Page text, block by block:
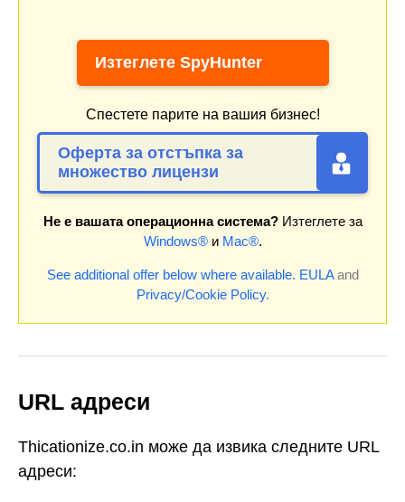
Изтеглете SpyHunter
Спестете парите на вашия бизнес!
Оферта за отстъпка за
множество лицензи
Не е вашата операционна система?Изтеглете за
Windows®и Mac®.
See additional offer below where available. EULAand
Privacy/Cookie Policy.
URL адреси
Thicationize.co.in може да извика следните URL
адреси: